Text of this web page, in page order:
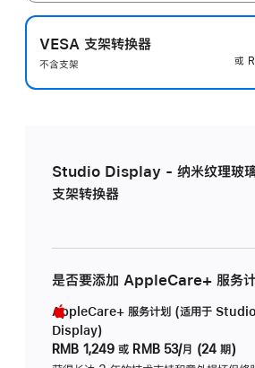
VESA 支架转换器
不含支架
或
Studio Display - 纳米纹理玻
支架转换器
是否要添加 AppleCare+ 服务计
AppleCare+ 服务计划 (适用于 Studio
Display)
RMB 1,249 或 RMB 53/月 (24 期)